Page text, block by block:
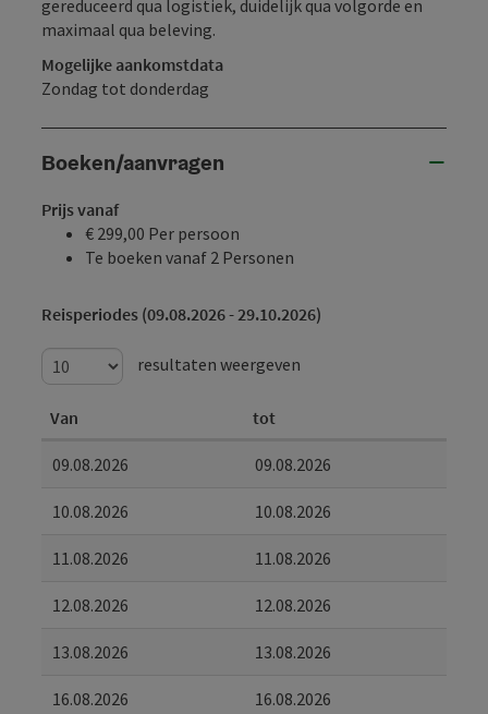
gereduceerd qua logistiek, duidelijk qua volgorde en
maximaal qua beleving.
Mogelijke aankomstdata
Zondag tot donderdag
Boeken/aanvragen
Prijs vanaf
€ 299,00 Per persoon
Te boeken vanaf 2 Personen
Reisperiodes (09.08.2026 - 29.10.2026)
resultaten weergeven
Van tot
09.08.2026 09.08.2026
10.08.2026 10.08.2026
11.08.2026 11.08.2026
12.08.2026 12.08.2026
13.08.2026 13.08.2026
16.08.2026 16.08.2026